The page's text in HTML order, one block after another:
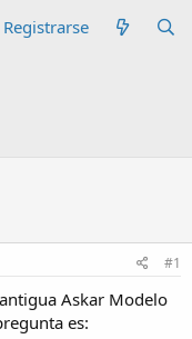
Registrarse
#1
Askar Modelo
es: